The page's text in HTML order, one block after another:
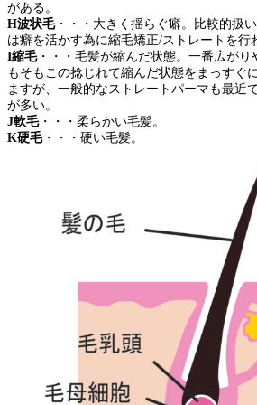
がある。
H波状毛・・・大きく揺らぐ癖。比較的扱
は癖を活かす為に縮毛矯正/ストレートを行
I縮毛・・・毛髪が縮んだ状態。一番広がり
もそもこの捻じれて縮んだ状態をまっすぐ
ますが、一般的なストレートパーマも最近
が多い。
J軟毛・・・柔らかい毛髪。
K硬毛・・・硬い毛髪。